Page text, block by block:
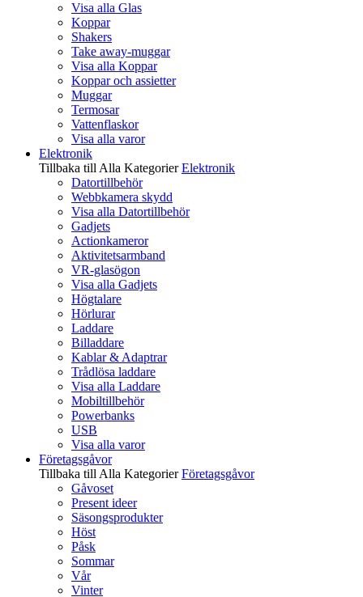
Visa alla Glas
Koppar
Shakers
Take away-muggar
Visa alla Koppar
Koppar och assietter
Muggar
Termosar
Vattenflaskor
Visa alla varor
Elektronik
Tillbaka till Alla Kategorier Elektronik
Datortillbehör
Webbkamera skydd
Visa alla Datortillbehör
Gadjets
Actionkameror
Aktivitetsarmband
VR-glasögon
Visa alla Gadjets
Högtalare
Hörlurar
Laddare
Billaddare
Kablar & Adaptrar
Trådlösa laddare
Visa alla Laddare
Mobiltillbehör
Powerbanks
USB
Visa alla varor
Företagsgåvor
Tillbaka till Alla Kategorier Företagsgåvor
Gåvoset
Present ideer
Säsongsprodukter
Höst
Påsk
Sommar
Vår
Vinter